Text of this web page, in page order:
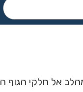
אל חלקי הגוף